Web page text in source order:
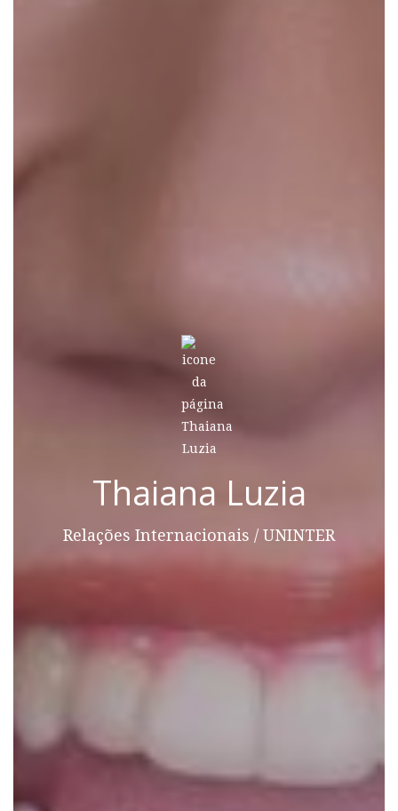
Thaiana Luzia
Relações Internacionais / UNINTER